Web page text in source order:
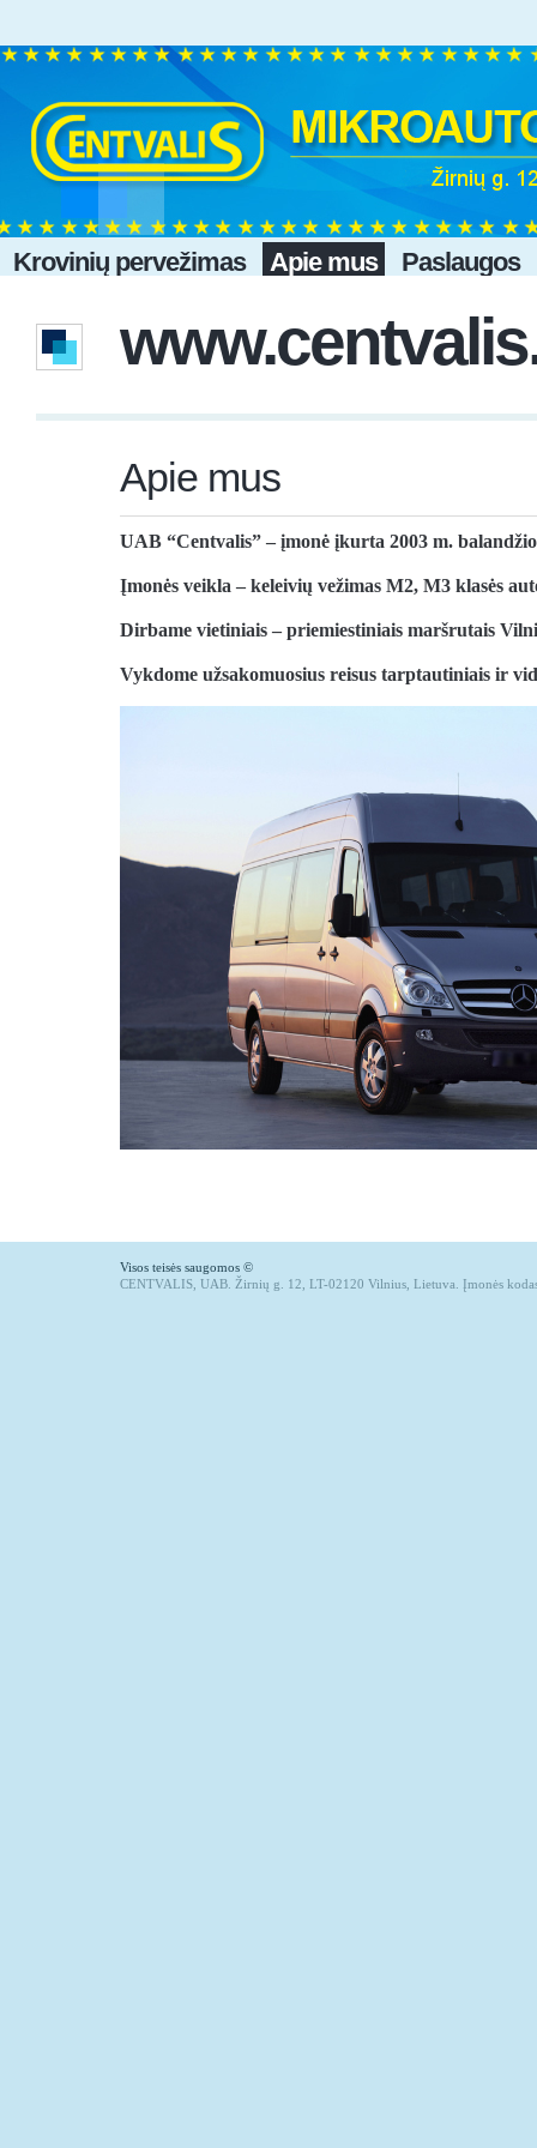
Krovinių pervežimas Apie mus Paslaugos
Apie mus
UAB “Centvalis” – įmonė įkurta 2003 m.
Įmonės veikla – keleivių vežimas M2, M3 klasės
Dirbame vietiniais – priemiestiniais maršrutais
Vykdome užsakomuosius reisus tarptautiniais ir
Visos teisės saugomos ©
CENTVALIS, UAB. Žirnių g. 12, LT-02120 Vilnius, Lietuva. Įmonės